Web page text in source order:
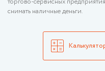
снимать наличные деньги.